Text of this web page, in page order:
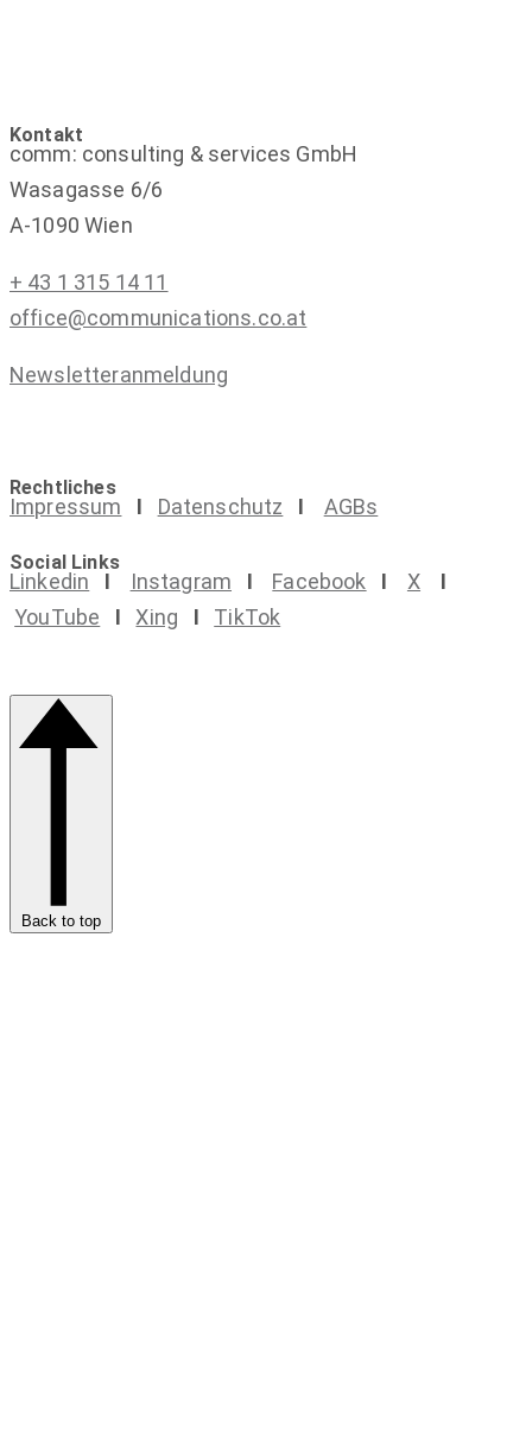
Kontakt
comm: consulting & services GmbH
Wasagasse 6/6
A-1090 Wien
+ 43 1 315 14 11
office@communications.co.at
Newsletteranmeldung
Rechtliches
Impressum I Datenschutz I AGBs
Social Links
Linkedin I Instagram I Facebook I X
I
YouTube
I Xing I TikTok
Back to top